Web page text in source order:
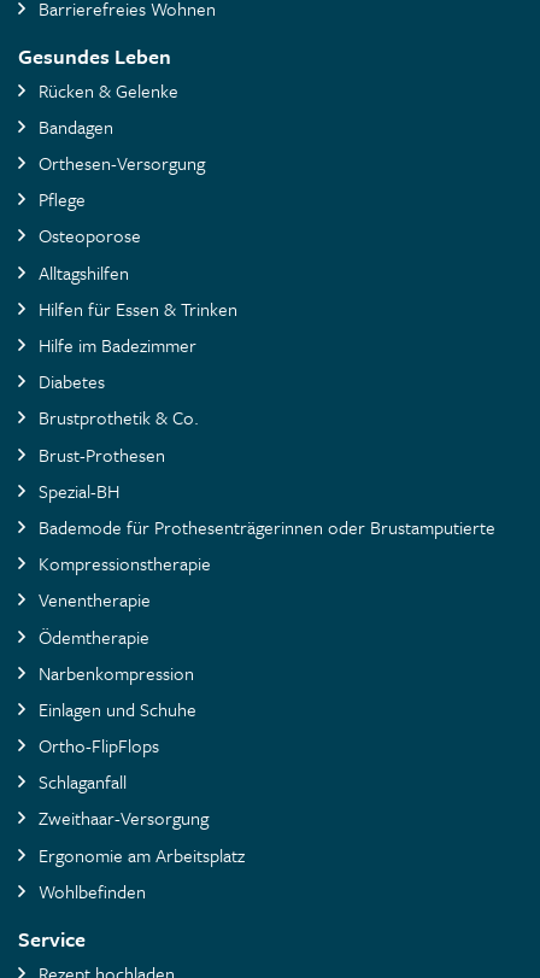
Barrierefreies Wohnen
Gesundes Leben
Rücken & Gelenke
Bandagen
Orthesen-Versorgung
Pflege
Osteoporose
Alltagshilfen
Hilfen für Essen & Trinken
Hilfe im Badezimmer
Diabetes
Brustprothetik & Co.
Brust-Prothesen
Spezial-BH
Bademode für Prothesenträgerinnen oder Brustamputierte
Kompressionstherapie
Venentherapie
Ödemtherapie
Narbenkompression
Einlagen und Schuhe
Ortho-FlipFlops
Schlaganfall
Zweithaar-Versorgung
Ergonomie am Arbeitsplatz
Wohlbefinden
Service